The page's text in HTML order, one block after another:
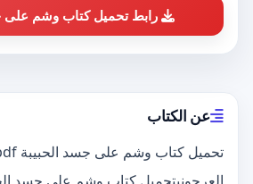
رابط تحميل كتاب وشم على
عن الكتاب